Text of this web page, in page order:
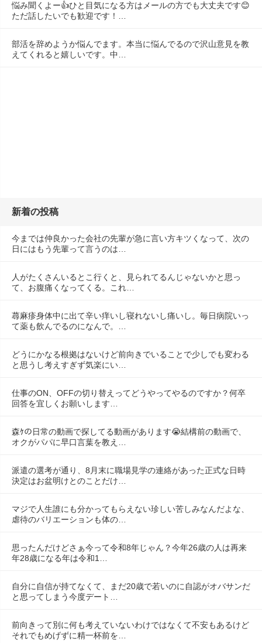
悩み聞くよー👍ひと目気になる方はメールの方でも大丈夫です😊
ただ話したいでも歓迎です！…
部活を辞めようか悩んでます。本当に悩んでるので沢山意見を教
えてくれると嬉しいです。中…
新着の投稿
今までは仲良かった会社の先輩が急に言い方キツくなって、次の
日にはもう先輩って言うのは…
人がたくさんいるとこ行くと、見られてるんじゃないかと思っ
て、お腹痛くなってくる。これ…
蕁麻疹身体中に出て辛い痒いし寝れないし痛いし。毎日病院いっ
て薬も飲んでるのになんで。…
どうにかなる根拠はないけど前向きでいることで少しでも変わる
と思うし考えすぎず気楽にい…
仕事のON、OFFの切り替えってどうやってやるのですか？何卒
回答を宜しくお願いします…
森ｹの日常の動画で探してる動画があります😭結構前の動画で、
オクがパパに早口言葉を教え…
派遣の選考が通り、8月末に職場見学の連絡があった正式な日時
決定はお盆明けとのことだけ…
マジで人生誰にも分かってもらえない珍しい苦しみなんだよな、
虐待のバリエーションも体の…
思ったんだけどさぁ今って令和8年じゃん？今年26歳の人は再来
年28歳になる年は令和1…
自分に自信が持てなくて、まだ20歳で若いのに自認がオバサンだ
と思ってしまう今度デート…
前向きって別に何も考えていないわけではなくて不安もあるけど
それでもめげずに精一杯前を…